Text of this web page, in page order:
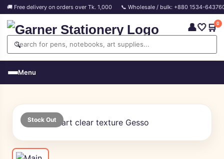
🚚 Free delivery on orders over Tk. 1,000 📞 Wholesale / bulk: +880 1534-
🔍
👤🤍🛒0
Menu
Stock Out